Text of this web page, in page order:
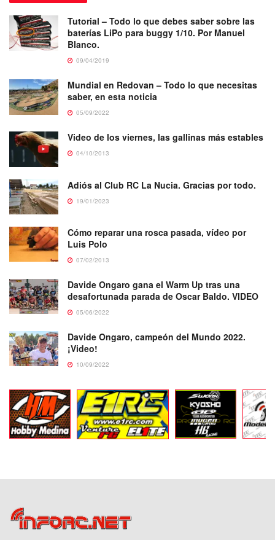
Tutorial – Todo lo que debes saber sobre las
baterías LiPo para buggy 1/10. Por Manuel
Blanco.
09/04/2019
Mundial en Redovan – Todo lo que necesitas
saber, en esta noticia
05/09/2022
Video de los viernes, las gallinas más estables
04/10/2013
Adiós al Club RC La Nucia. Gracias por todo.
19/01/2023
Cómo reparar una rosca pasada, vídeo por
Luis Polo
07/02/2013
Davide Ongaro gana el Warm Up tras una
desafortunada parada de Oscar Baldo. VIDEO
05/06/2022
Davide Ongaro, campeón del Mundo 2022.
¡Video!
10/09/2022